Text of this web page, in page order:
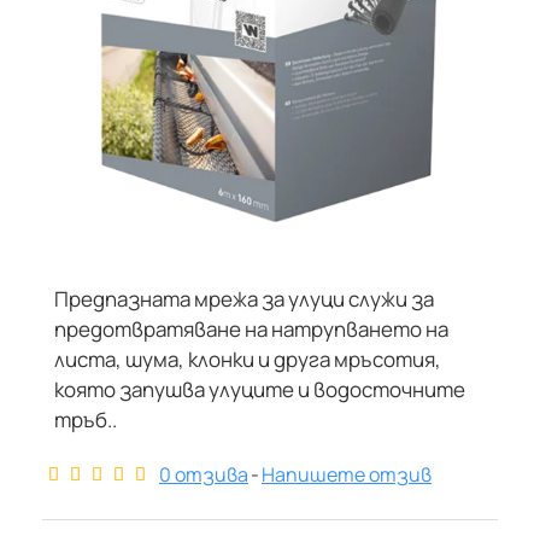
Предпазната мрежа за улуци служи за
предотвратяване на натрупването на
листа, шума, клонки и друга мръсотия,
която запушва улуците и водосточните
тръб..
0 отзива-Напишете отзив